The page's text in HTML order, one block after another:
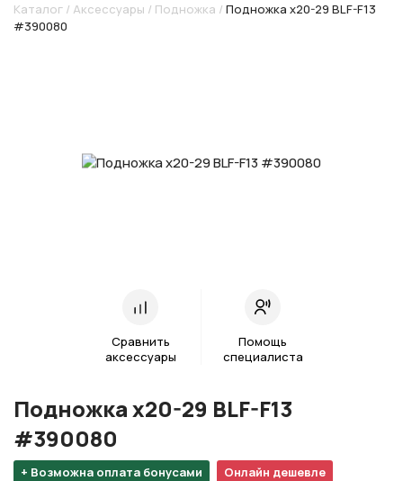
Каталог / Аксессуары / Подножка / Подножка х20-29 BLF-F13
#390080
Сравнить
аксессуары
Помощь
специалиста
+ Возможна оплата бонусами Онлайн дешевле
Подножка х20-29 BLF-F13
#390080